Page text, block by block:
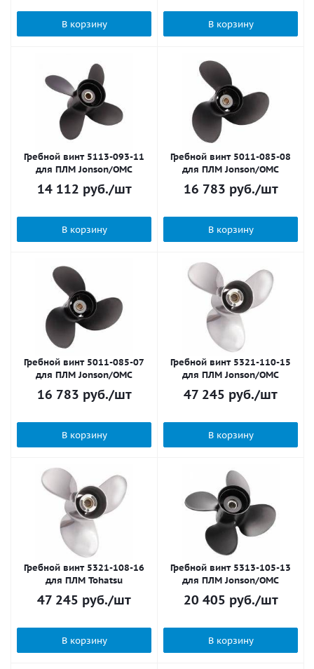
В корзину В корзину
Гребной винт 5113-093-11
для ПЛМ Jonson/OMC
14 112 руб./шт
В корзину
Гребной винт 5011-085-08
для ПЛМ Jonson/OMC
16 783 руб./шт
В корзину
Гребной винт 5011-085-07
для ПЛМ Jonson/OMC
16 783 руб./шт
В корзину
Гребной винт 5321-110-15
для ПЛМ Jonson/OMC
47 245 руб./шт
В корзину
Гребной винт 5321-108-16
для ПЛМ Tohatsu
47 245 руб./шт
В корзину
Гребной винт 5313-105-13
для ПЛМ Jonson/OMC
20 405 руб./шт
В корзину